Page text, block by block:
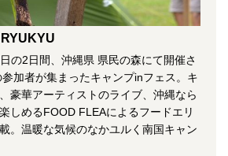
の2日間、沖縄県 県民の森にて開催さ
加者が集まったキャンプinフェス。キ
豪華アーティストのライブ、沖縄なら
しめるFOOD FLEAによるフードエリ
。温暖な気候のなかユルく南国キャン